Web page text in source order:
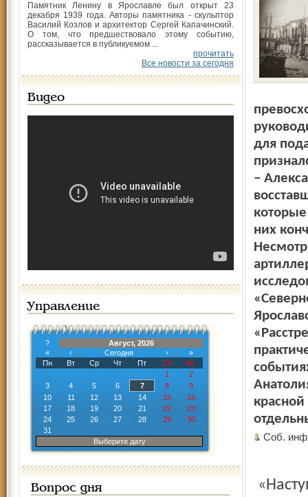
Памятник Ленину в Ярославле был открыт 23
декабря 1939 года. Авторы памятника - скульптор
Василий Козлов и архитектор Сергей Капачинский.
О том, что предшествовало этому событию,
рассказывается в публикуемом ...
прочитать
Все новости за сегодня
Видео
Управление
?
Август, 2026
«
‹ Сегодня ›
»
Пн
Вт Ср Чт Пт Сб
Вс
1
2
3
4 5 6 7 8
9
10
11 12 13 14 15
16
17
18 19 20 21 22
23
24
25 26 27 28 29
30
31
Выберите дату
Вопрос дня
для
–
них
Соб.